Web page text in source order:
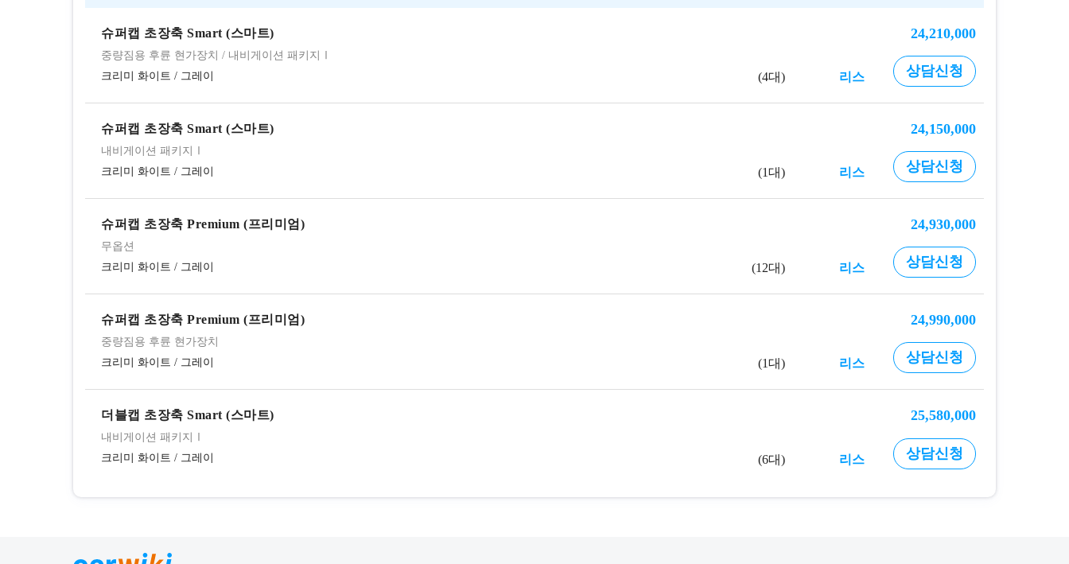
슈퍼캡 초장축 Smart (스마트)
중량짐용 후륜 현가장치 / 내비게이션 패키지Ⅰ
크리미 화이트 / 그레이
24,210,000
4대 리스 상담신청
슈퍼캡 초장축 Smart (스마트)
내비게이션 패키지Ⅰ
크리미 화이트 / 그레이
24,150,000
1대 리스 상담신청
슈퍼캡 초장축 Premium (프리미엄)
무옵션
크리미 화이트 / 그레이
24,930,000
12대 리스 상담신청
슈퍼캡 초장축 Premium (프리미엄)
중량짐용 후륜 현가장치
크리미 화이트 / 그레이
24,990,000
1대 리스 상담신청
더블캡 초장축 Smart (스마트)
내비게이션 패키지Ⅰ
크리미 화이트 / 그레이
25,580,000
6대 리스 상담신청